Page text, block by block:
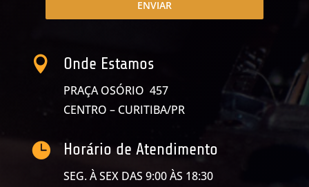
ENVIAR
 Onde Estamos
PRAÇA OSÓRIO 457
CENTRO – CURITIBA/PR
 Horário de Atendimento
SEG. À SEX DAS 9:00 ÀS 18:30